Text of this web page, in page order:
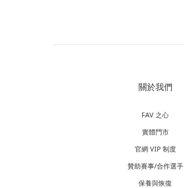
關於我們
FAV 之心
實體門市
官網 VIP 制度
贊助賽事/合作選手
保養與恢復